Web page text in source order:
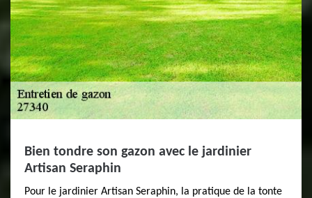
Bien tondre son gazon avec le jardinier
Artisan Seraphin
Pour le jardinier Artisan Seraphin, la pratique de la tonte